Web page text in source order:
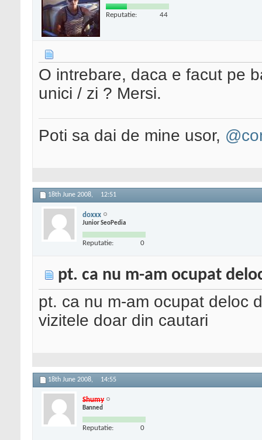
Reputatie: 44
O intrebare, daca e facut pe
unici / zi ? Mersi.
Poti sa dai de mine usor,
18th June 2008, 12:51
doxxx
Junior SeoPedia
Reputatie: 0
pt. ca nu m-am ocupat
pt. ca nu m-am ocupat deloc
vizitele doar din cautari
18th June 2008, 14:55
Shumy
Banned
Reputatie: 0